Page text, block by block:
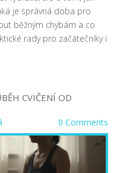
je správná doba pro
běžným chybám a co
rady pro začátečníky i
CVIČENÍ OD
0 Comments